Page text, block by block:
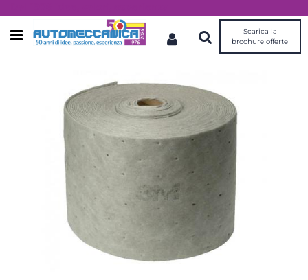
Open menu
Scarica la
brochure offerte